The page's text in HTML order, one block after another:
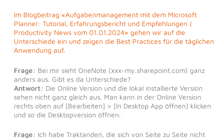
Im Blogbeitrag «Aufgabenmanagement mit dem Microsoft
Planner: Tutorial, Erfahrungsbericht und Empfehlungen |
Productivity News vom 01.01.2024» gehen wir auf die
Unterschiede ein und zeigen die Best Practices für die täglichen
Anwendung auf.
Frage: Bei mir sieht OneNote (xxx-my.sharepoint.com) ganz
anders aus. Gibt es da Unterschiede?
Antwort: Die Online Version und die lokal installierte Version
sehen nicht ganz gleich aus. Man kann in der Online Version
rechts oben auf [Bearbeiten] > [In Desktop App öffnen] klicken
und so die Desktopversion öffnen.
Frage: Ich habe Traktanden, die sich von Seite zu Seite nicht